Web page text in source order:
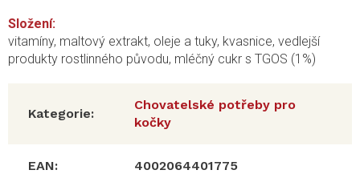
Složení:
vitamíny, maltový extrakt, oleje a tuky, kvasnice, vedlejší
produkty rostlinného původu, mléčný cukr s TGOS (1%)
Kategorie:
Chovatelské potřeby pro
kočky
EAN: 4002064401775